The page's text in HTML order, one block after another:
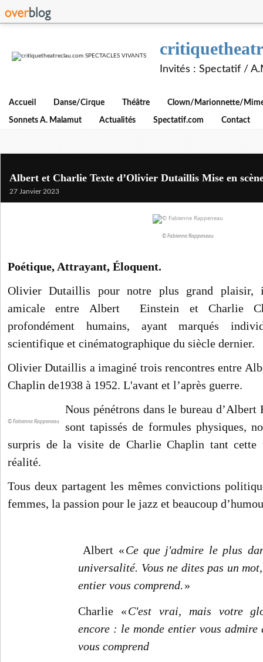
Invités : Spectatif /
Accueil Danse/Cirque Théâtre Clown/Marionnette/
Sonnets A. Malamut Actualités Spectatif.com Contact
Albert et Charlie Texte d’Olivier Dutaillis Mise en
27 Janvier 2023
© Fabienne Rappeneau
Poétique, Attrayant, Éloquent.
Olivier Dutaillis pour notre plus grand plaisir,
amicale entre Albert Einstein et Charlie
profondément humains, ayant marqués
scientifique et cinématographique du siècle dernier.
Olivier Dutaillis a imaginé trois rencontres entre
Chaplin de1938 à 1952. L'avant et l’après guerre.
© Fabienne Rappeneau
Nous pénétrons dans le bureau
sont tapissés de formules physiques,
surpris de la visite de Charlie Chaplin tant
réalité.
Tous deux partagent les mêmes convictions
femmes, la passion pour le jazz et beaucoup
Albert «Ce que j'admire le plus
universalité. Vous ne dites pas un
entier vous comprend. »
Charlie «C'est vrai, mais votre
encore : le monde entier vous admire
vous comprend